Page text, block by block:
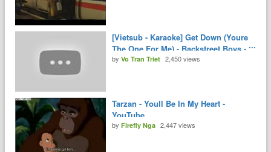
[Vietsub - Karaoke] Get Down (Youre
The One For Me) - Backstreet Boys -
YouTube
byVo Tran Triet 2,450 views
Tarzan - Youll Be In My Heart -
YouTube
byFirefly Nga 2,447 views